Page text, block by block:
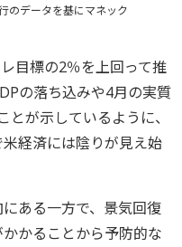
のデータを基にマネック
目標の2％を上回って推
の落ち込みや4月の実質
が示しているように、
経済には陰りが見え始
ある一方で、景気回復
かることから予防的な